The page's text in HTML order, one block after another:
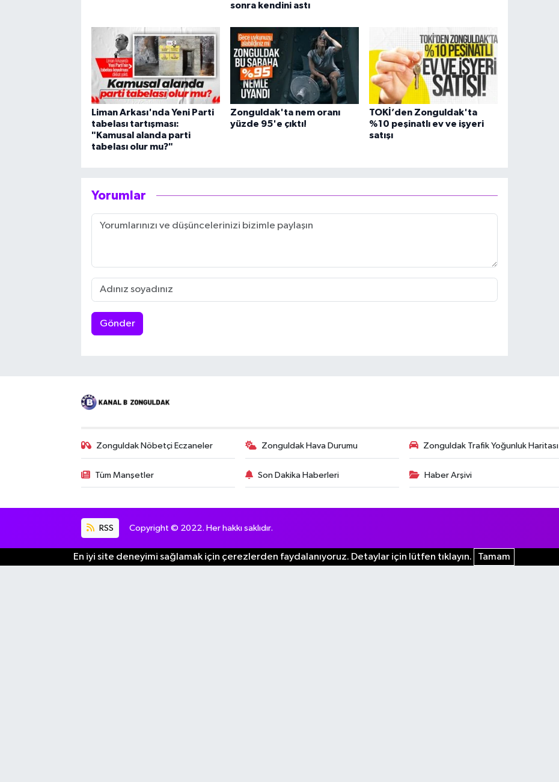
sonra kendini astı
Liman Arkası'nda Yeni Parti
tabelası tartışması:
"Kamusal alanda parti
tabelası olur mu?"
Zonguldak'ta nem oranı
yüzde 95'e çıktı!
TOKİ’den Zonguldak'ta
%10 peşinatlı ev ve işyeri
satışı
Yorumlar
Gönder
Zonguldak Nöbetçi Eczaneler Zonguldak Hava Durumu Zonguldak Trafik Yoğunluk Haritası
Tüm Manşetler Son Dakika Haberleri Haber Arşivi
RSS Copyright © 2022. Her hakkı saklıdır.
En iyi site deneyimi sağlamak için çerezlerden faydalanıyoruz. Detaylar için lütfen tıklayın. Tamam